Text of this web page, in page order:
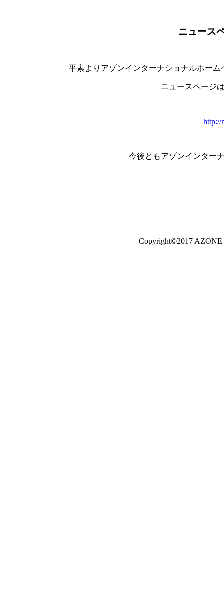
ニュース
平素よりアゾンインターナショナルホー
ニュースページ
http://
今後ともアゾンインター
Copyright©2017